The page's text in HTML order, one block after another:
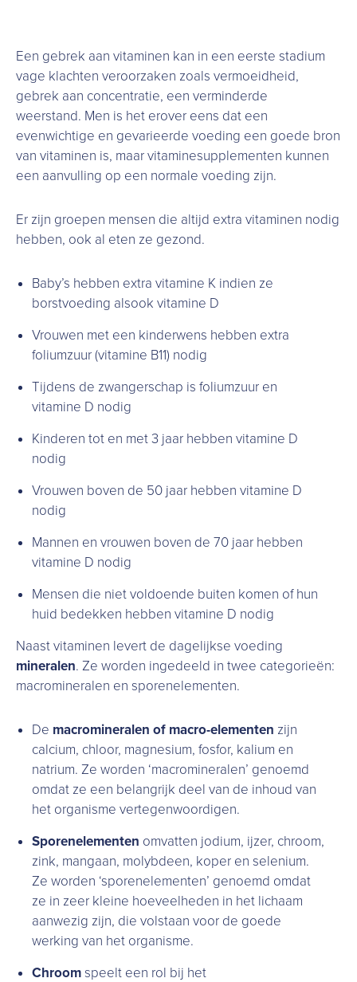
Een gebrek aan vitaminen kan in een eerste stadium
vage klachten veroorzaken zoals vermoeidheid,
gebrek aan concentratie, een verminderde
weerstand. Men is het erover eens dat een
evenwichtige en gevarieerde voeding een goede bron
van vitaminen is, maar vitaminesupplementen kunnen
een aanvulling op een normale voeding zijn.
Er zijn groepen mensen die altijd extra vitaminen nodig
hebben, ook al eten ze gezond.
Baby’s hebben extra vitamine K indien ze
borstvoeding alsook vitamine D
Vrouwen met een kinderwens hebben extra
foliumzuur (vitamine B11) nodig
Tijdens de zwangerschap is foliumzuur en
vitamine D nodig
Kinderen tot en met 3 jaar hebben vitamine D
nodig
Vrouwen boven de 50 jaar hebben vitamine D
nodig
Mannen en vrouwen boven de 70 jaar hebben
vitamine D nodig
Mensen die niet voldoende buiten komen of hun
huid bedekken hebben vitamine D nodig
Naast vitaminen levert de dagelijkse voeding
mineralen. Ze worden ingedeeld in twee categorieën:
macromineralen en sporenelementen.
De macromineralen of macro-elementen zijn
calcium, chloor, magnesium, fosfor, kalium en
natrium. Ze worden ‘macromineralen’ genoemd
omdat ze een belangrijk deel van de inhoud van
het organisme vertegenwoordigen.
Sporenelementen omvatten jodium, ijzer, chroom,
zink, mangaan, molybdeen, koper en selenium.
Ze worden ‘sporenelementen’ genoemd omdat
ze in zeer kleine hoeveelheden in het lichaam
aanwezig zijn, die volstaan voor de goede
werking van het organisme.
Chroomspeelt een rol bij het